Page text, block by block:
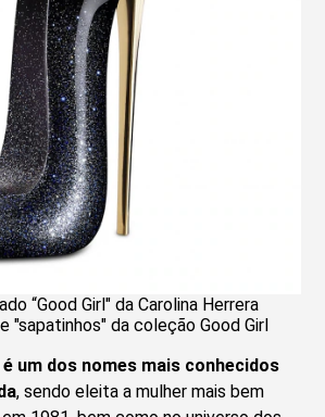
“Good Girl" da Carolina Herrera
"sapatinhos" da coleção Good Girl
um dos nomes mais conhecidos
, sendo eleita a mulher mais bem